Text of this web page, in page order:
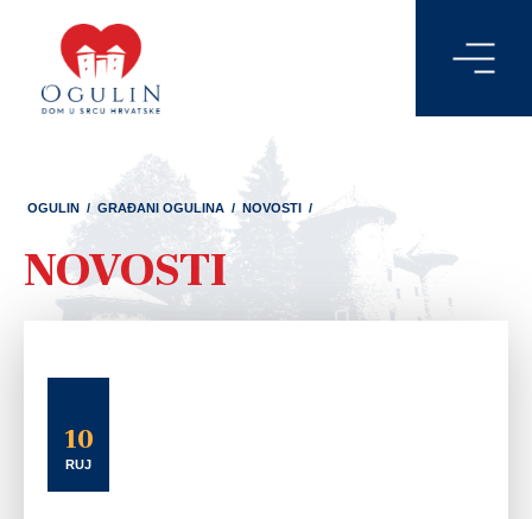
OGULIN / GRAĐANI OGULINA / NOVOSTI /
NOVOSTI
10
RUJ